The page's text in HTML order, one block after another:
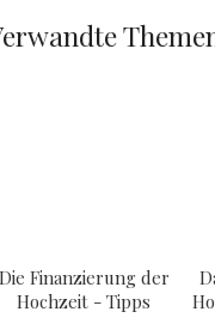
Die Finanzierung der
Hochzeit - Tipps